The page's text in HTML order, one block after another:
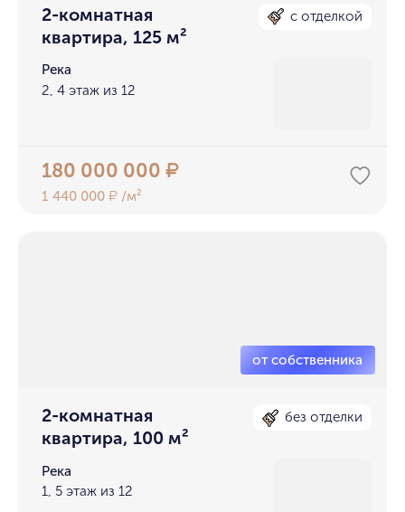
2-комнатная
квартира, 125 м²
с отделкой
Река
2, 4 этаж из 12
180 000 000₽
1 440 000₽ /м²
2-комнатная
квартира, 100 м²
без отделки
Река
1, 5 этаж из 12